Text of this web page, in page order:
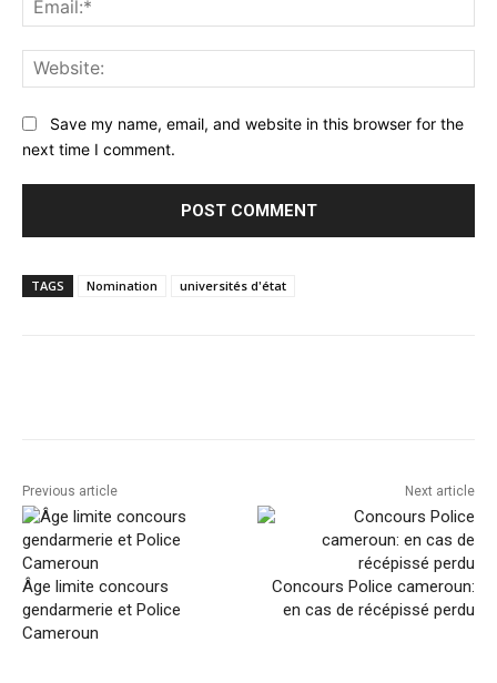
Save my name, email, and website in this browser for the
next time I comment.
TAGS Nomination universités d'état
Previous article
Âge limite concours
gendarmerie et Police
Cameroun
Next article
Concours Police cameroun:
en cas de récépissé perdu